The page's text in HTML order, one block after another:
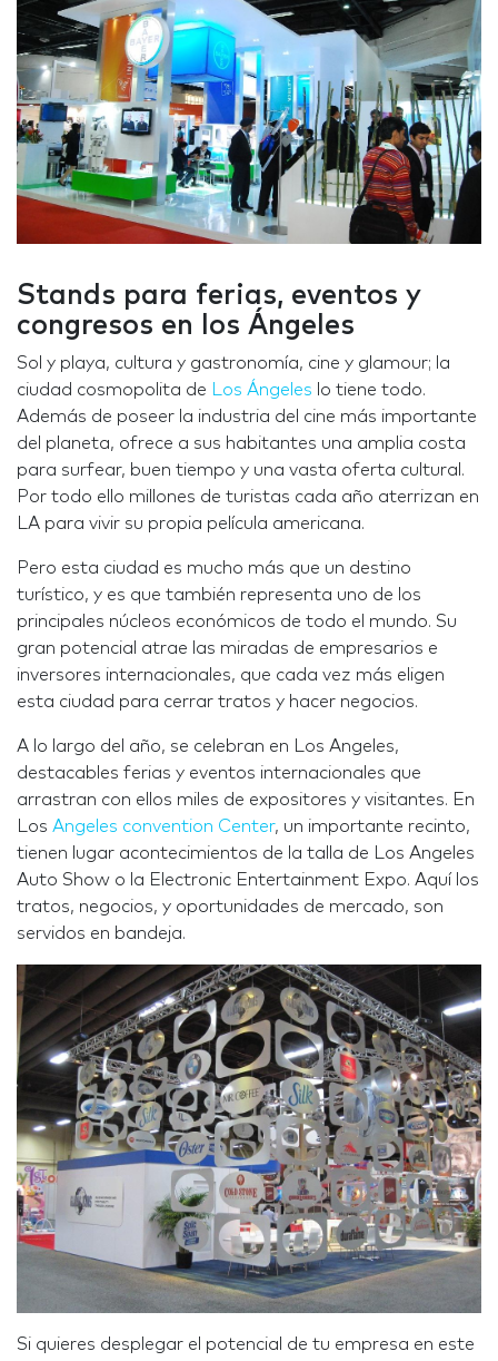
Stands para ferias, eventos y
congresos en los Ángeles
Sol y playa, cultura y gastronomía, cine y glamour; la
ciudad cosmopolita de
Los Ángeles lo tiene todo.
Además de poseer la industria del cine más importante
del planeta, ofrece a sus habitantes una amplia costa
para surfear, buen tiempo y una vasta oferta cultural.
Por todo ello millones de turistas cada año aterrizan en
LA para vivir su propia película americana.
Pero esta ciudad es mucho más que un destino
turístico, y es que también representa uno de los
principales núcleos económicos de todo el mundo. Su
gran potencial atrae las miradas de empresarios e
inversores internacionales, que cada vez más eligen
esta ciudad para cerrar tratos y hacer negocios.
A lo largo del año, se celebran en Los Angeles,
destacables ferias y eventos internacionales que
arrastran con ellos miles de expositores y visitantes. En
Los Angeles convention Center, un importante recinto,
tienen lugar acontecimientos de la talla de Los Angeles
Auto Show o la Electronic Entertainment Expo. Aquí los
tratos, negocios, y oportunidades de mercado, son
servidos en bandeja.
Si quieres desplegar el potencial de tu empresa en este